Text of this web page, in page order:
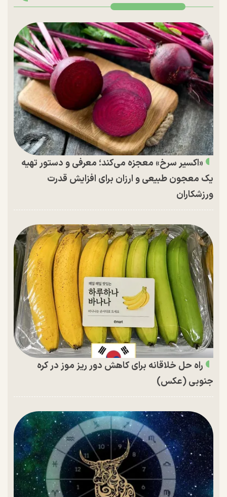
«اکسیر سرخ» معجزه می‌کند؛ معرفی و دستور تهیه
یک معجون طبیعی و ارزان برای افزایش قدرت
ورزشکاران
راه حل خلاقانه برای کاهش دور ریز موز در کره
جنوبی (عکس)